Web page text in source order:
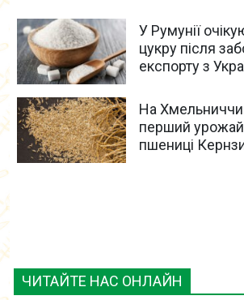
ЧИТАЙТЕ НАС ОНЛАЙН
У Румунії
цукру після
експорту з
На
перший урожай
пшениці